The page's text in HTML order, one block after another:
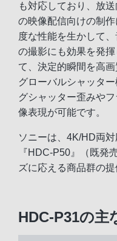
も対応しており、放
の映像配信向けの制
度な性能を生かして
の撮影にも効果を発
て、決定的瞬間を高画
グローバルシャッタ
グシャッター歪みや
像表現が可能です。
ソニーは、4K/HD両
『HDC-P50』（既発
ズに応える商品群の提
HDC-P31の主